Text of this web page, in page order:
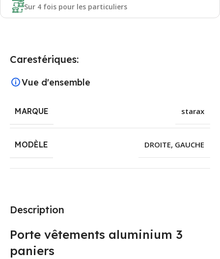
Sur 4 fois pour les particuliers
Description
Porte vêtements aluminium 3
paniers
Carestériques:
Vue d'ensemble
MARQUE starax
MODÈLE DROITE, GAUCHE